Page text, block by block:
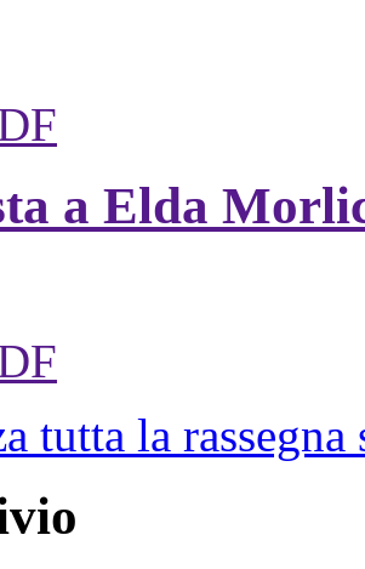
a Elda
tutta la rassegna